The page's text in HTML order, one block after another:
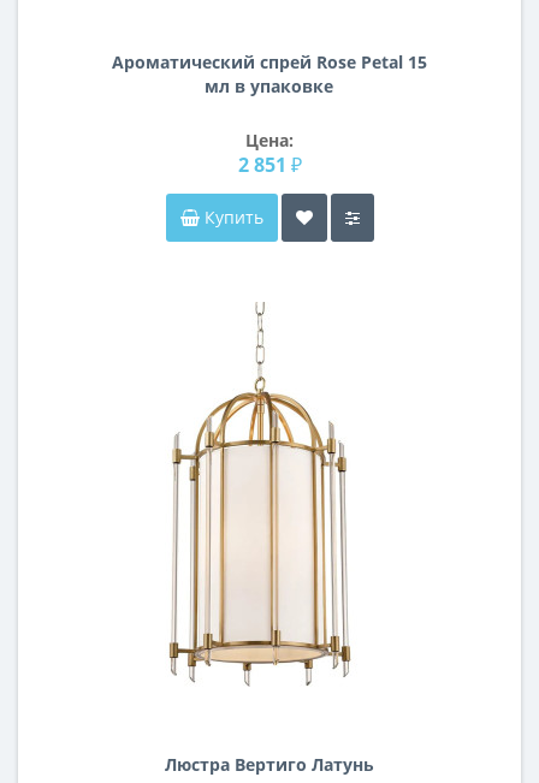
Ароматический спрей Rose Petal 15
мл в упаковке
Цена:
2 851 ₽
Купить
Люстра Вертиго Латунь